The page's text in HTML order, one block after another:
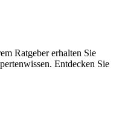
Ratgeber erhalten Sie
Entdecken Sie